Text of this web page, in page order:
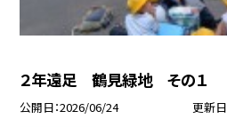
２年遠足 鶴見緑地 その１
公開日 2026/06/24 更新日